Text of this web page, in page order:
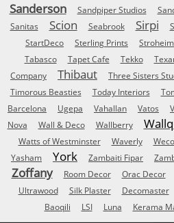
Sanderson Sandpiper Studios
Sanitas
Scion Seabrook Sirpi
StartDeco
Sterling Prints Stroheim
Tabasco
Tapet Cafe Tekko
Company
Thibaut Three Sisters
Timorous Beasties
Today Interiors
Barcelona
Ugepa Vahallan Vatos
Nova
Wall & Deco Wallberry
Watts of Westminster
Waverly
Yasham
York Zambaiti Fipar
Zoffany Room Decor Orac Decor
Ultrawood
Silk Plaster Decomaster
Baoqili
LSI Luna Kerama